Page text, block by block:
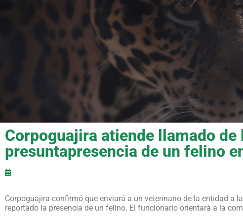
Corpoguajira atiende llamado
presuntapresencia de un felino
Corpoguajira confirmó que enviará a un veterinario de la entidad a
reportado la presencia de un felino. El funcionario orientará a la